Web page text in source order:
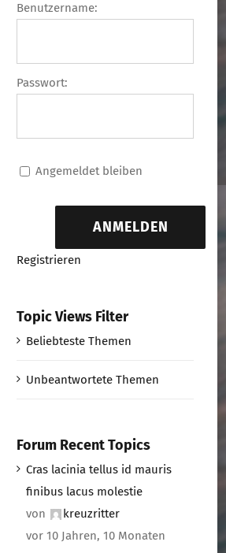
Benutzername:
Passwort:
Angemeldet bleiben
ANMELDEN
Registrieren
Topic Views Filter
Beliebteste Themen
Unbeantwortete Themen
Forum Recent Topics
Cras lacinia tellus id mauris
finibus lacus molestie
von
kreuzritter
vor 10 Jahren, 10 Monaten